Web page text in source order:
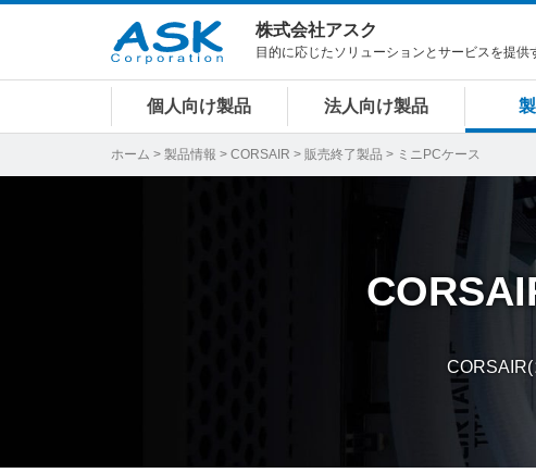
株式会社アスク
目的に応じたソリューションとサービスを提供
個人向け製品 法人向け製品
ホーム > 製品情報 > CORSAIR > 販売終了製品 > ミニPCケース
CORSAIR(